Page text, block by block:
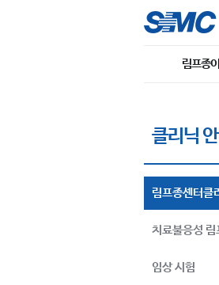
림프종
클리닉
림프종센터클
치료불응성 림
임상 시험